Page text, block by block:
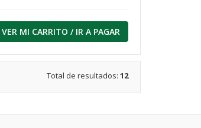
VER MI CARRITO / IR A PAGAR
Total de resultados: 12